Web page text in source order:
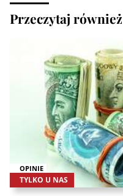
Przeczytaj również
OPINIE
TYLKO U NAS